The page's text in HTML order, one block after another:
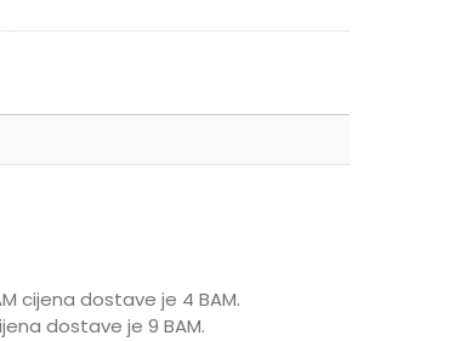
cijena dostave je 4 BAM.
dostave je 9 BAM.